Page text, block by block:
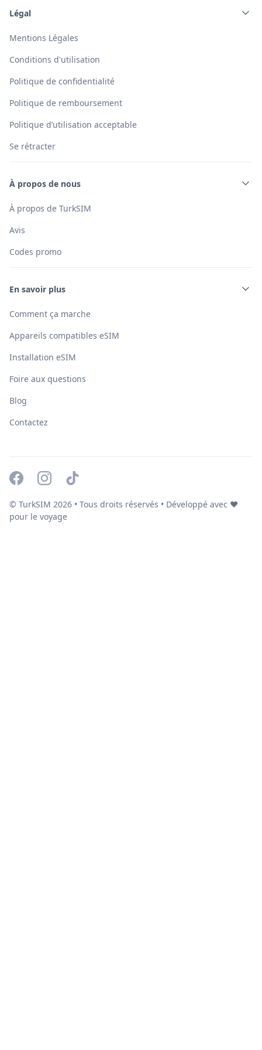
Légal
Mentions Légales
Conditions d'utilisation
Politique de confidentialité
Politique de remboursement
Politique d’utilisation acceptable
Se rétracter
À propos de nous
À propos de TurkSIM
Avis
Codes promo
En savoir plus
Comment ça marche
Appareils compatibles eSIM
Installation eSIM
Foire aux questions
Blog
Contactez
© TurkSIM 2026 • Tous droits réservés • Développé avec ❤️
pour le voyage